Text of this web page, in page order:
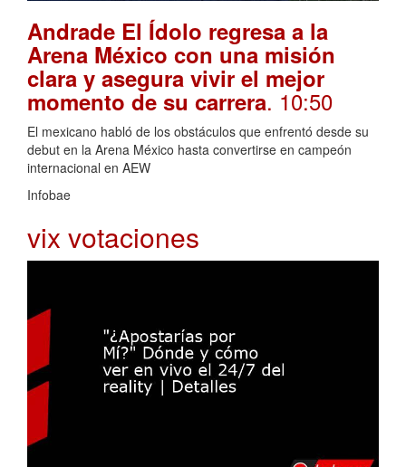
Andrade El Ídolo regresa a la
Arena México con una misión
clara y asegura vivir el mejor
momento de su carrera. 10:50
El mexicano habló de los obstáculos que enfrentó desde su
debut en la Arena México hasta convertirse en campeón
internacional en AEW
Infobae
vix votaciones